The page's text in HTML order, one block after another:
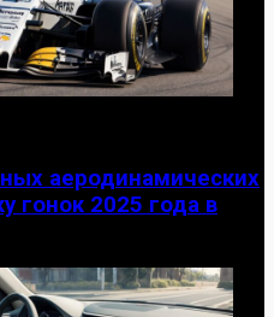
аеродинамических
гонок 2025 года в